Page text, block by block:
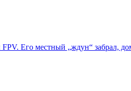
Его местный „ждун“ забрал,